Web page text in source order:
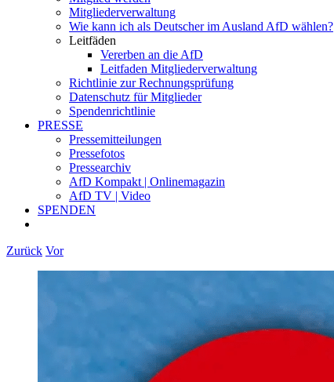
Mitgliederverwaltung
Wie kann ich als Deutscher im Ausland AfD wählen?
Leitfäden
Vererben an die AfD
Leitfaden Mitgliederverwaltung
Richtlinie zur Rechnungsprüfung
Datenschutz für Mitglieder
Spendenrichtlinie
PRESSE
Pressemitteilungen
Pressefotos
Pressearchiv
AfD Kompakt | Onlinemagazin
AfD TV | Video
SPENDEN
Zurück Vor